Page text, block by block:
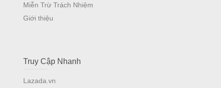
Miễn Trừ Trách Nhiệm
Giới thiệu
Truy Cập Nhanh
Lazada.vn